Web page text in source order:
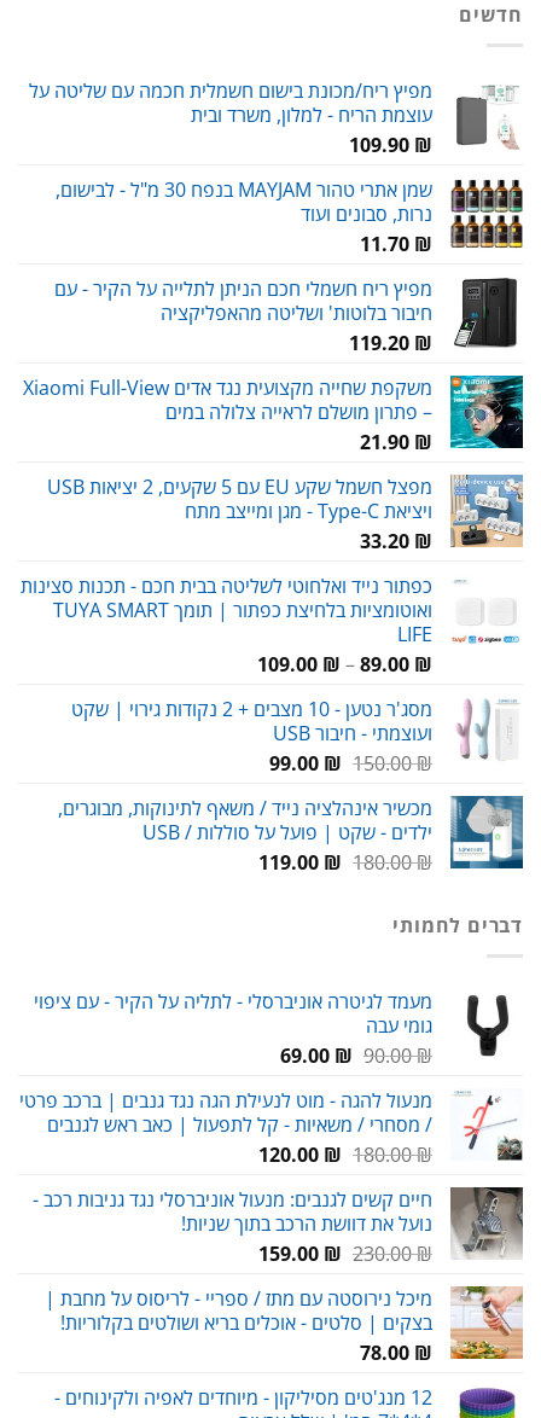
חדשים
מפיץ ריח/מכונת בישום חשמלית חכמה עם שליטה על
עוצמת הריח - למלון, משרד ובית
109.90 ₪
שמן אתרי טהור MAYJAM בנפח 30 מ"ל - לבישום,
נרות, סבונים ועוד
11.70 ₪
מפיץ ריח חשמלי חכם הניתן לתלייה על הקיר - עם
חיבור בלוטות' ושליטה מהאפליקציה
119.20 ₪
משקפת שחייה מקצועית נגד אדים Xiaomi Full-View
– פתרון מושלם לראייה צלולה במים
21.90 ₪
מפצל חשמל שקע EU עם 5 שקעים, 2 יציאות USB
ויציאת Type-C - מגן ומייצב מתח
33.20 ₪
כפתור נייד ואלחוטי לשליטה בבית חכם - תכנות סצינות
ואוטומציות בלחיצת כפתור | תומך TUYA SMART
LIFE
89.00 ₪
–
109.00 ₪
מסג'ר נטען - 10 מצבים + 2 נקודות גירוי | שקט
ועוצמתי - חיבור USB
150.00₪
המחיר
היה:
150.00 ₪.
99.00 ₪
המחיר
הוא:
99.00 ₪.
מכשיר אינהלציה נייד / משאף לתינוקות, מבוגרים,
ילדים - שקט | פועל על סוללות / USB
180.00₪
המחיר119.00 ₪
המחיר
דברים לחמותי
מעמד לגיטרה אוניברסלי - לתליה על הקיר - עם ציפוי
גומי עבה
90.00₪
המחיר
היה:
90.00 ₪.
69.00 ₪
המחיר
הוא:
69.00 ₪.
מנעול להגה - מוט לנעילת הגה נגד גנבים | ברכב פרטי
/ מסחרי / משאיות - קל לתפעול | כאב ראש לגנבים
180.00₪
המחיר
היה:
180.00 ₪.
120.00 ₪
המחיר
הוא:
120.00 ₪.
חיים קשים לגנבים: מנעול אוניברסלי נגד גניבות רכב -
נועל את דוושת הרכב בתוך שניות!
230.00₪
המחיר
היה:
230.00 ₪.
159.00 ₪
המחיר
הוא:
159.00 ₪.
מיכל נירוסטה עם מתז / ספריי - לריסוס על מחבת |
בצקים | סלטים - אוכלים בריא ושולטים בקלוריות!
78.00 ₪
12 מנג'טים מסיליקון - מיוחדים לאפיה ולקינוחים -